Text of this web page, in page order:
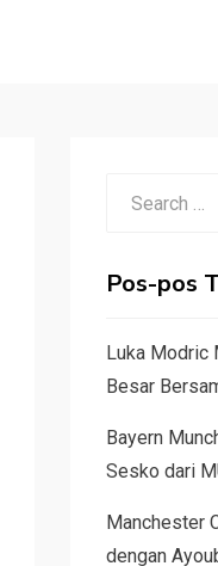
Pos-pos
Luka Modric
Besar
Bayern
Sesko dari
Manchester
dengan